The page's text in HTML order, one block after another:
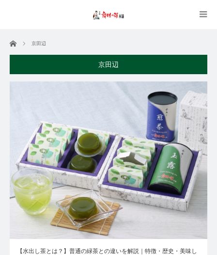
ホーム 京田辺
京田辺
【水出し茶とは？】普通の緑茶との違いを解説｜特徴・歴史・美味し